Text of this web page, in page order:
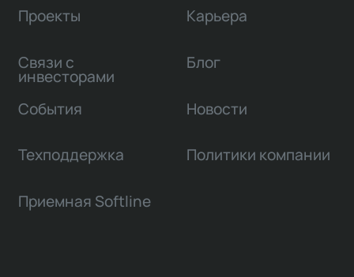
Проекты
Связи с
инвесторами
Карьера
Блог
События Новости
Техподдержка Политики компании
Приемная Softline